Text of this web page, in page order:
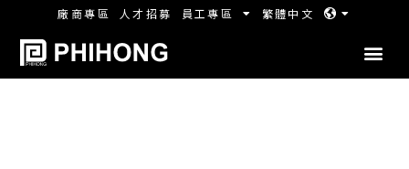
廠商專區 人才招募 員工專區 繁體中文